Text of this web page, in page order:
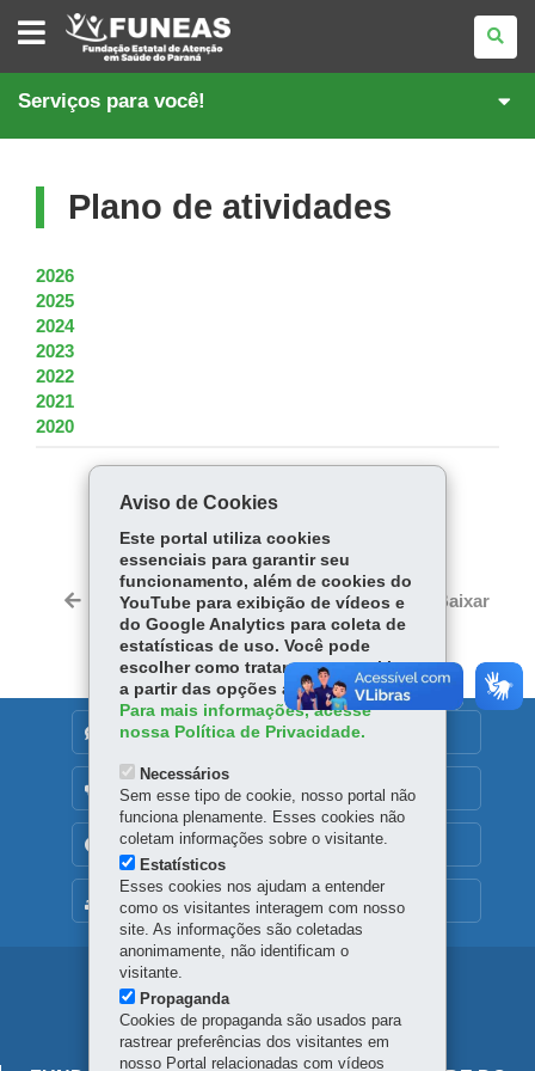
FUNDAÇÃO
ESTATAL
DE
ATENÇÃO
SAÚDE
PARANÁ
Serviços para você!
Plano de atividades
2026
2025
2024
2023
2022
2021
2020
COMPARTILHE:
Fa
ce
bo
ok
Tw
itt
er
ts
Ap
p
Voltar Início Imprimir Baixar
MAPA DO SITE
DENUNCIE CORRUPÇÃO
OUVIDORIA
TRANSPARÊNCIA INSTITUCIONAL
Navegação
principal
Aviso de Cookies
Este portal utiliza cookies
essenciais para garantir seu
funcionamento, além de cookies do
YouTube para exibição de vídeos e
do Google Analytics para coleta de
estatísticas de uso. Você pode
escolher como tratamos os cookies
a partir das opções abaixo.
Para mais informações, acesse
nossa Política de Privacidade.
Necessários
Sem esse tipo de cookie, nosso portal não
funciona plenamente. Esses cookies não
coletam informações sobre o visitante.
Estatísticos
Esses cookies nos ajudam a entender
como os visitantes interagem com nosso
site. As informações são coletadas
anonimamente, não identificam o
visitante.
Propaganda
Cookies de propaganda são usados para
rastrear preferências dos visitantes em
nosso Portal relacionadas com vídeos